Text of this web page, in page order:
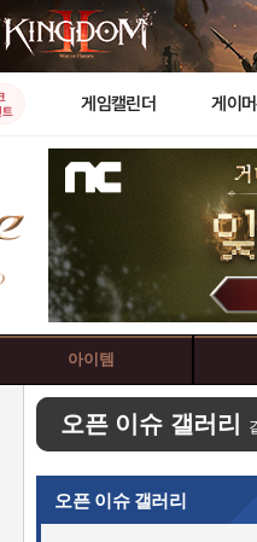
트
게임캘린더 게이
아이템
오픈 이슈 갤러리
오픈 이슈 갤러리